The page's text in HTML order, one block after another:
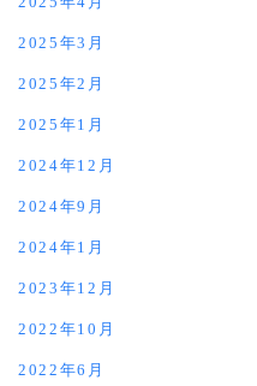
2025年3月
2025年2月
2025年1月
2024年12月
2024年9月
2024年1月
2023年12月
2022年10月
2022年6月